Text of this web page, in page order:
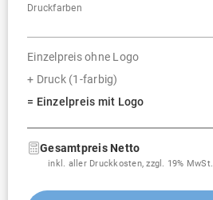
Druckfarben
Einzelpreis ohne Logo
+ Druck (1-farbig)
= Einzelpreis mit Logo
Gesamtpreis Netto
inkl. aller Druckkosten, zzgl. 19% MwSt.